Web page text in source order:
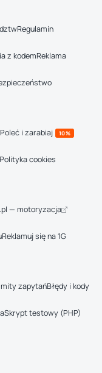
Regulamin
z kodemReklama
Poleć i zarabiaj 10%
Polityka cookies
— motoryzacja
Reklamuj się na 1G
zapytańBłędy i kody
Skrypt testowy (PHP)